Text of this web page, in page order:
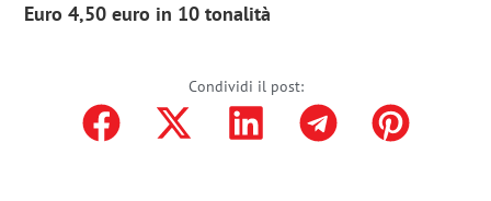
Euro 4,50 euro in 10 tonalità
Condividi il post: